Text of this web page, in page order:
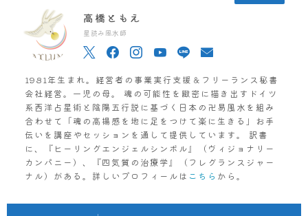
高橋ともえ
星読み風水師
1981年生まれ。経営者の事業実行支援＆フリーランス秘書
会社経営。一児の母。 魂の可能性を緻密に描き出すドイツ
系西洋占星術と陰陽五行説に基づく日本の卍易風水を組み
合わせて「魂の高揚感を地に足をつけて楽に生きる」お手
伝いを講座やセッションを通して提供しています。 訳書
に、『ヒーリングエンジェルシンボル』（ヴィジョナリー
カンパニー）、『四気質の治療学』（フレグランスジャー
ナル）がある。詳しいプロフィールは こちら から。